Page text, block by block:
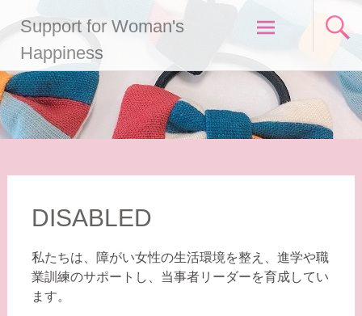
ン
ン
ツ
へ
ス
Support for Woman's
Happiness
DISABLED
私たちは、障がい女性の生活環境を整え、進学や職
業訓練のサポートし、当事者リーダーを育成してい
ます。